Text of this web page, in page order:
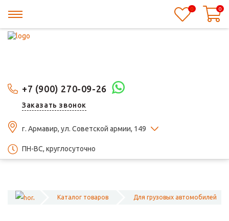
+7 (900) 270-09-26
Заказать звонок
г. Армавир, ул. Советской армии, 149
ПН-ВС, круглосуточно
0 0
Каталог товаров Для грузовых автомобилей